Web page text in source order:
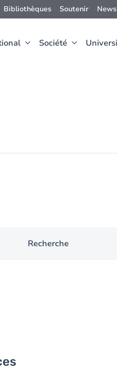
Bibliothèques Soutenir News
Société
Recherche